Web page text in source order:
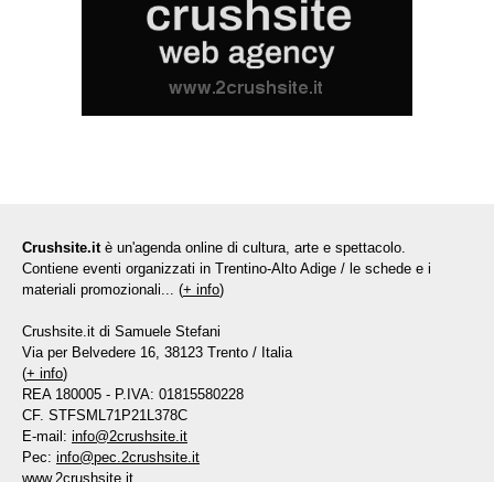
Crushsite.it è un'agenda online di cultura, arte e spettacolo.
Contiene eventi organizzati in Trentino-Alto Adige / le schede e i
materiali promozionali... (+ info)
Crushsite.it di Samuele Stefani
Via per Belvedere 16, 38123 Trento / Italia
(+ info)
REA 180005 - P.IVA: 01815580228
CF. STFSML71P21L378C
E-mail: info@2crushsite.it
Pec: info@pec.2crushsite.it
www.2crushsite.it